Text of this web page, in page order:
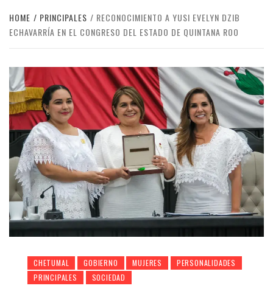
HOME PRINCIPALES
RECONOCIMIENTO A YUSI EVELYN DZIB
ECHAVARRÍA EN EL CONGRESO DEL ESTADO DE QUINTANA ROO
CHETUMAL GOBIERNO MUJERES
PERSONALIDADES
PRINCIPALES
SOCIEDAD